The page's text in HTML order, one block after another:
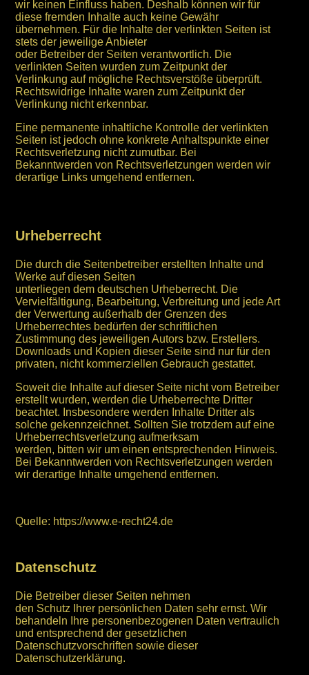
wir keinen Einfluss haben. Deshalb können wir für
diese fremden Inhalte auch keine Gewähr
übernehmen. Für die Inhalte der verlinkten Seiten ist
stets der jeweilige Anbieter
oder Betreiber der Seiten verantwortlich. Die
verlinkten Seiten wurden zum Zeitpunkt der
Verlinkung auf mögliche Rechtsverstöße überprüft.
Rechtswidrige Inhalte waren zum Zeitpunkt der
Verlinkung nicht erkennbar.
Eine permanente inhaltliche Kontrolle der verlinkten
Seiten ist jedoch ohne konkrete Anhaltspunkte einer
Rechtsverletzung nicht zumutbar. Bei
Bekanntwerden von Rechtsverletzungen werden wir
derartige Links umgehend entfernen.
Urheberrecht
Die durch die Seitenbetreiber erstellten Inhalte und
Werke auf diesen Seiten
unterliegen dem deutschen Urheberrecht. Die
Vervielfältigung, Bearbeitung, Verbreitung und jede Art
der Verwertung außerhalb der Grenzen des
Urheberrechtes bedürfen der schriftlichen
Zustimmung des jeweiligen Autors bzw. Erstellers.
Downloads und Kopien dieser Seite sind nur für den
privaten, nicht kommerziellen Gebrauch gestattet.
Soweit die Inhalte auf dieser Seite nicht vom Betreiber
erstellt wurden, werden die Urheberrechte Dritter
beachtet. Insbesondere werden Inhalte Dritter als
solche gekennzeichnet. Sollten Sie trotzdem auf eine
Urheberrechtsverletzung aufmerksam
werden, bitten wir um einen entsprechenden Hinweis.
Bei Bekanntwerden von Rechtsverletzungen werden
wir derartige Inhalte umgehend entfernen.
Quelle: https://www.e-recht24.de
Datenschutz
Die Betreiber dieser Seiten nehmen
den Schutz Ihrer persönlichen Daten sehr ernst. Wir
behandeln Ihre personenbezogenen Daten vertraulich
und entsprechend der gesetzlichen
Datenschutzvorschriften sowie dieser
Datenschutzerklärung.